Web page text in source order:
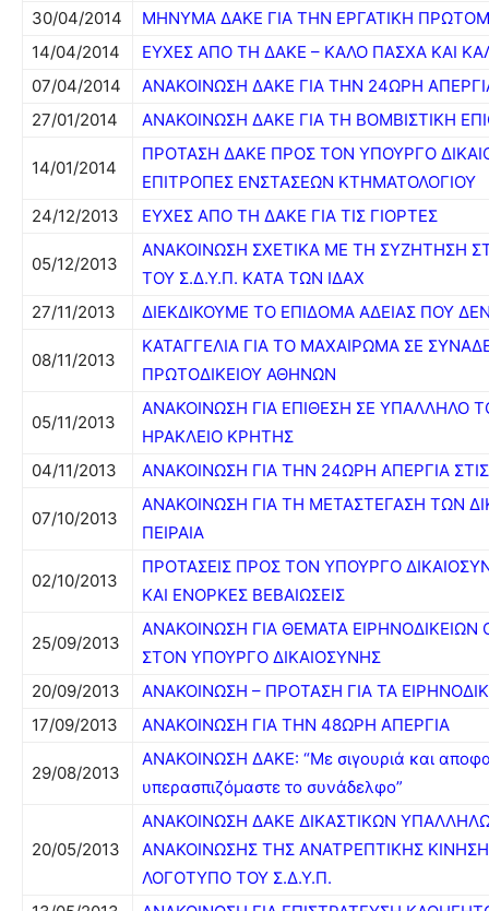
30/04/2014
ΜΗΝΥΜΑ ΔΑΚΕ ΓΙΑ ΤΗΝ ΕΡΓΑΤΙΚΗ
14/04/2014
ΕΥΧΕΣ ΑΠΟ ΤΗ ΔΑΚΕ – ΚΑΛΟ ΠΑΣΧΑ ΚΑΙ
07/04/2014
ΑΝΑΚΟΙΝΩΣΗ ΔΑΚΕ ΓΙΑ ΤΗΝ 24ΩΡΗ
27/01/2014
ΑΝΑΚΟΙΝΩΣΗ ΔΑΚΕ ΓΙΑ ΤΗ ΒΟΜΒΙΣΤΙΚΗ
14/01/2014
ΠΡΟΤΑΣΗ ΔΑΚΕ ΠΡΟΣ ΤΟΝ ΥΠΟΥΡΓΟ
ΕΠΙΤΡΟΠΕΣ ΕΝΣΤΑΣΕΩΝ ΚΤΗΜΑΤΟΛΟΓΙΟΥ
24/12/2013
ΕΥΧΕΣ ΑΠΟ ΤΗ ΔΑΚΕ ΓΙΑ ΤΙΣ ΓΙΟΡΤΕΣ
05/12/2013
ΑΝΑΚΟΙΝΩΣΗ ΣΧΕΤΙΚΑ ΜΕ ΤΗ ΣΥΖΗΤΗΣΗ
ΤΟΥ Σ.Δ.Υ.Π. ΚΑΤΑ ΤΩΝ ΙΔΑΧ
27/11/2013
ΔΙΕΚΔΙΚΟΥΜΕ ΤΟ ΕΠΙΔΟΜΑ ΑΔΕΙΑΣ ΠΟΥ
08/11/2013
ΚΑΤΑΓΓΕΛΙΑ ΓΙΑ ΤΟ ΜΑΧΑΙΡΩΜΑ ΣΕ
ΠΡΩΤΟΔΙΚΕΙΟΥ ΑΘΗΝΩΝ
05/11/2013
ΑΝΑΚΟΙΝΩΣΗ ΓΙΑ ΕΠΙΘΕΣΗ ΣΕ ΥΠΑΛΛΗΛΟ
ΗΡΑΚΛΕΙΟ ΚΡΗΤΗΣ
04/11/2013
ΑΝΑΚΟΙΝΩΣΗ ΓΙΑ ΤΗΝ 24ΩΡΗ ΑΠΕΡΓΙΑ
07/10/2013
ΑΝΑΚΟΙΝΩΣΗ ΓΙΑ ΤΗ ΜΕΤΑΣΤΕΓΑΣΗ ΤΩΝ
ΠΕΙΡΑΙΑ
02/10/2013
ΠΡΟΤΑΣΕΙΣ ΠΡΟΣ ΤΟΝ ΥΠΟΥΡΓΟ
ΚΑΙ ΕΝΟΡΚΕΣ ΒΕΒΑΙΩΣΕΙΣ
25/09/2013
ΑΝΑΚΟΙΝΩΣΗ ΓΙΑ ΘΕΜΑΤΑ
ΣΤΟΝ ΥΠΟΥΡΓΟ ΔΙΚΑΙΟΣΥΝΗΣ
20/09/2013
ΑΝΑΚΟΙΝΩΣΗ – ΠΡΟΤΑΣΗ ΓΙΑ ΤΑ
17/09/2013
ΑΝΑΚΟΙΝΩΣΗ ΓΙΑ ΤΗΝ 48ΩΡΗ ΑΠΕΡΓΙΑ
29/08/2013
ΑΝΑΚΟΙΝΩΣΗ ΔΑΚΕ: “Με σιγουριά και
υπερασπιζόμαστε το συνάδελφο”
20/05/2013
ΑΝΑΚΟΙΝΩΣΗ ΔΑΚΕ ΔΙΚΑΣΤΙΚΩΝ
ΑΝΑΚΟΙΝΩΣΗΣ ΤΗΣ ΑΝΑΤΡΕΠΤΙΚΗΣ
ΛΟΓΟΤΥΠΟ ΤΟΥ Σ.Δ.Υ.Π.